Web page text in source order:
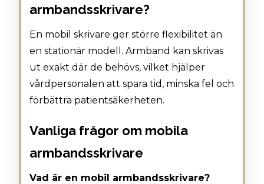
armbandsskrivare?
En mobil skrivare ger större flexibilitet än
en stationär modell. Armband kan skrivas
ut exakt där de behövs, vilket hjälper
vårdpersonalen att spara tid, minska fel och
förbättra patientsäkerheten.
Vanliga frågor om mobila
armbandsskrivare
Vad är en mobil armbandsskrivare?